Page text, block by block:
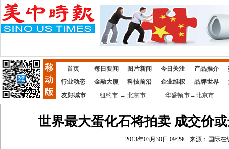
首页 每日要闻 图片新闻 今日关注 产品推介
行业动态
金融大厦 科技前沿 企业维权 品牌世界
友好城市
纽约市 ↔ 北京市 华盛顿市↔北京市
世界最大蛋化石将拍卖 成交价
2013年03月30日 09:29 来源：国际在